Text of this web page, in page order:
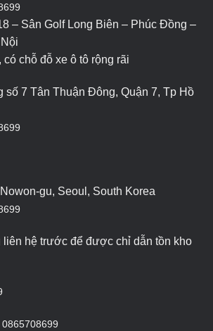
– Sân Golf Long Biên – Phúc Đồng –
chỗ đỗ xe ô tô rộng rãi
7 Tân Thuận Đông, Quận 7, Tp Hồ
gu, Seoul, South Korea
liên hệ trước để được chỉ dẫn tồn kho